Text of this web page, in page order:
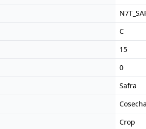
C
15
0
Safra
Crop